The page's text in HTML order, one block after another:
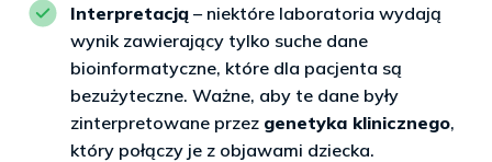
Interpretacją – niektóre laboratoria wydają
wynik zawierający tylko suche dane
bioinformatyczne, które dla pacjenta są
bezużyteczne. Ważne, aby te dane były
zinterpretowane przez genetyka klinicznego,
który połączy je z objawami dziecka.